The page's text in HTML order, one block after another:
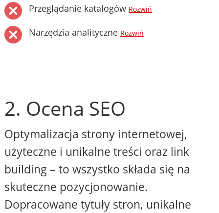
Przeglądanie katalogów Rozwiń
Narzędzia analityczne Rozwiń
2. Ocena SEO
Optymalizacja strony internetowej,
użyteczne i unikalne treści oraz link
building – to wszystko składa się na
skuteczne pozycjonowanie.
Dopracowane tytuły stron, unikalne